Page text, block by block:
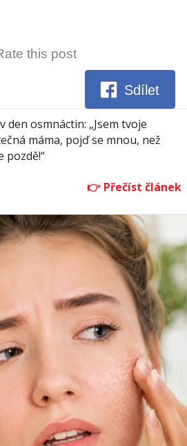
this post
Sdílet
den osmnáctin: „Jsem tvoje
máma, pojď se mnou, než
pozdě!“